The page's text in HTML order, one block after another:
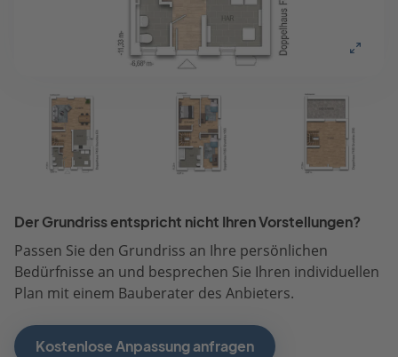
Der Grundriss entspricht nicht Ihren Vorstellungen?
Passen Sie den Grundriss an Ihre persönlichen
Bedürfnisse an und besprechen Sie Ihren individuellen
Plan mit einem Bauberater des Anbieters.
Kostenlose Anpassung anfragen